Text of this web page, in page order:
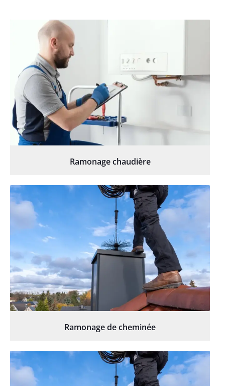
Ramonage chaudière
Ramonage de cheminée